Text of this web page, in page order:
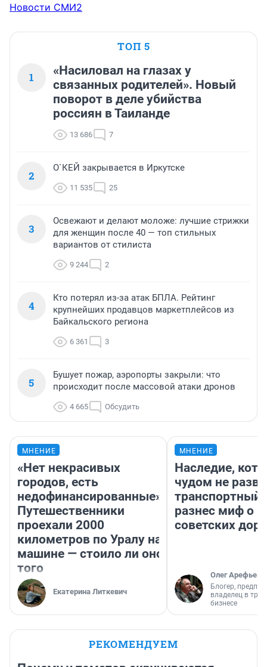
Новости СМИ2
ТОП 5
1
«Насиловал на глазах у
связанных родителей». Новый
поворот в деле убийства
россиян в Таиланде
13 686 7
2
О`КЕЙ закрывается в Иркутске
11 535 25
3
Освежают и делают моложе: лучшие стрижки
для женщин после 40 — топ стильных
вариантов от стилиста
9 244 2
4
Кто потерял из-за атак БПЛА. Рейтинг
крупнейших продавцов маркетплейсов из
Байкальского региона
6 361 3
5
Бушует пожар, аэропорты закрыли: что
происходит после массовой атаки дронов
4 665 Обсудить
МНЕНИЕ
«Нет некрасивых
городов, есть
недофинансированные».
Путешественники
проехали 2000
километров по Уралу на
машине — стоило ли оно
того
Екатерина Литкевич
МНЕНИЕ
Наследие,
чудом не
транспортный
разнес миф о
советских
Олег Арефьев
Блогер,
владелец в
бизнесе
РЕКОМЕНДУЕМ